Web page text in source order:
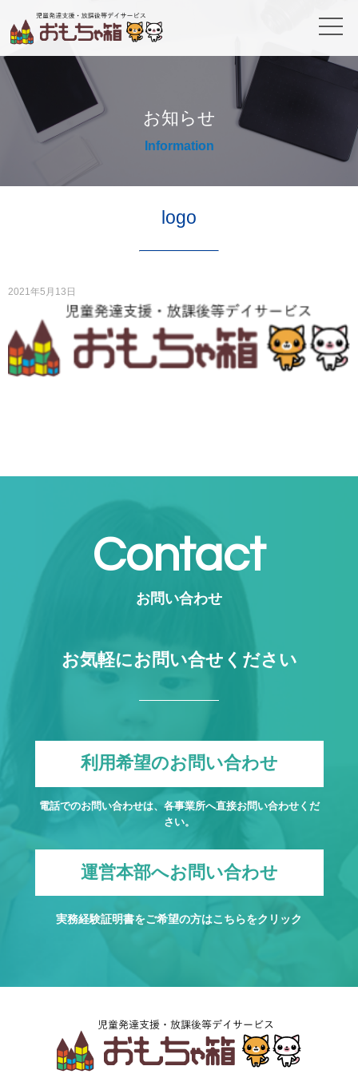
お知らせ
Information
logo
2021年5月13日
Contact
お問い合わせ
お気軽にお問い合せください
利用希望のお問い合わせ
電話でのお問い合わせは、各事業所へ直接お問い合わせくだ
さい。
運営本部へお問い合わせ
実務経験証明書をご希望の方はこちらをクリック